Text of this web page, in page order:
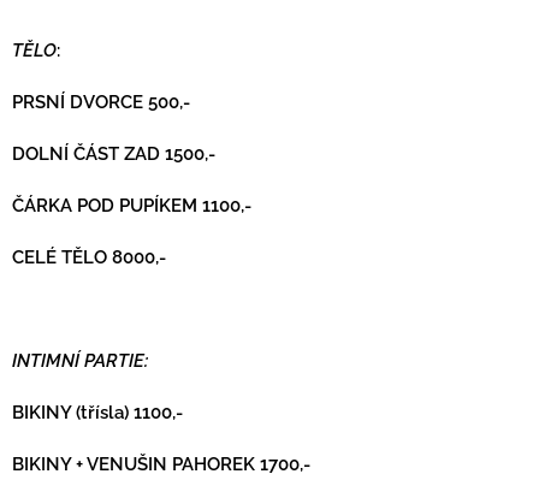
TĚLO:
PRSNÍ DVORCE 500,-
DOLNÍ ČÁST ZAD 1500,-
ČÁRKA POD PUPÍKEM 1100,-
CELÉ TĚLO 8000,-
INTIMNÍ PARTIE:
BIKINY (třísla) 1100,-
BIKINY + VENUŠIN PAHOREK 1700,-